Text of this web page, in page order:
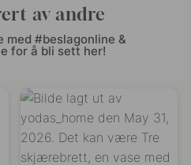
av andre
med #beslagonline &
for å bli sett her!